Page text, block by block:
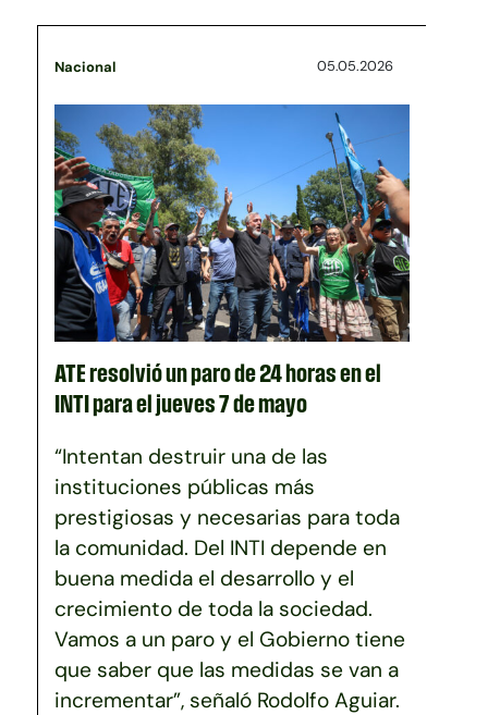
Nacional 05.05.2026
ATE resolvió un paro de 24 horas en el
INTI para el jueves 7 de mayo
“Intentan destruir una de las
instituciones públicas más
prestigiosas y necesarias para toda
la comunidad. Del INTI depende en
buena medida el desarrollo y el
crecimiento de toda la sociedad.
Vamos a un paro y el Gobierno tiene
que saber que las medidas se van a
incrementar”, señaló Rodolfo Aguiar.